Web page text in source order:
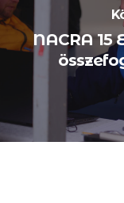
NACRA 15